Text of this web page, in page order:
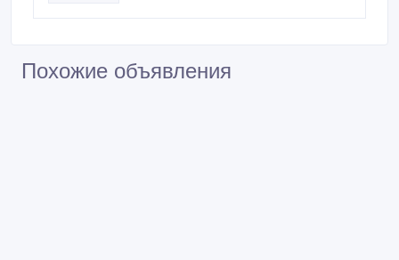
Похожие объявления